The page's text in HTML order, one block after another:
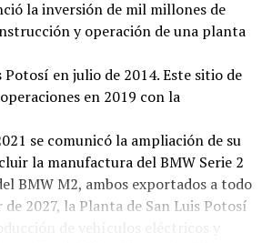
la inversión de mil millones de
y operación de una planta
Potosí en julio de 2014. Este sitio de
en 2019 con la
se comunicó la ampliación de su
la manufactura del BMW Serie 2
BMW M2, ambos exportados a todo
2027, la Planta de San Luis Potosí